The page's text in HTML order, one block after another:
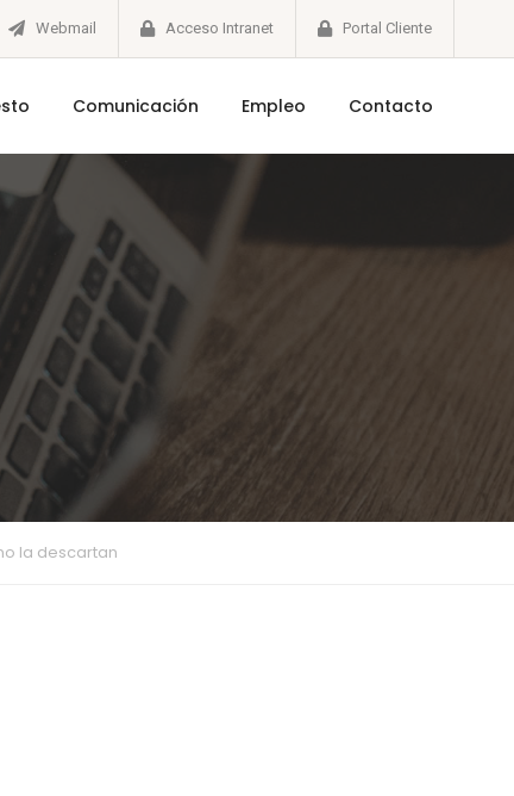
Webmail Acceso Intranet Portal Cliente
Comunicación Empleo Contacto
la descartan